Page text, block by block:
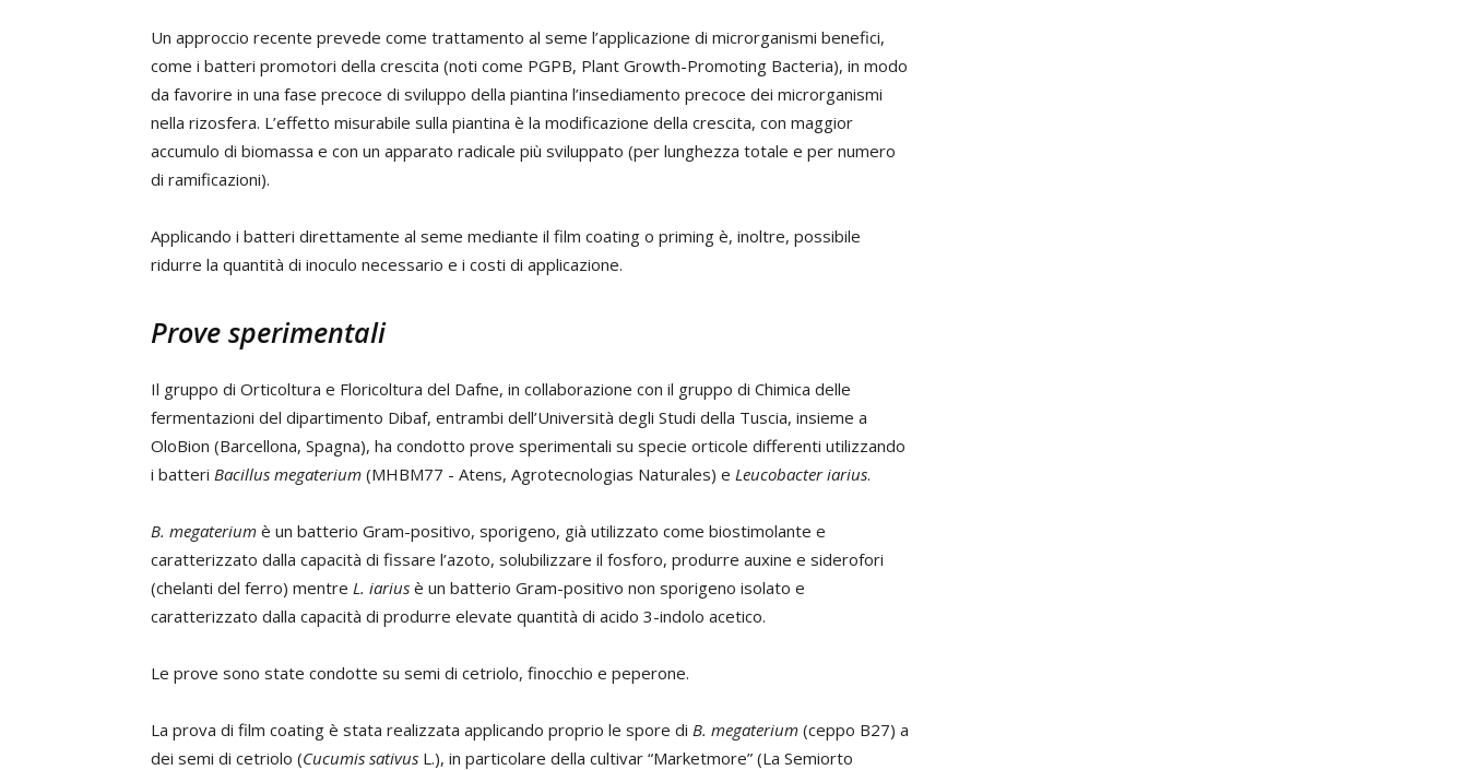
Un approccio recente prevede come trattamento al seme l’applicazione di microrganismi benefici,
come i batteri promotori della crescita (noti come PGPB, Plant Growth-Promoting Bacteria), in modo
da favorire in una fase precoce di sviluppo della piantina l’insediamento precoce dei microrganismi
nella rizosfera. L’effetto misurabile sulla piantina è la modificazione della crescita, con maggior
accumulo di biomassa e con un apparato radicale più sviluppato (per lunghezza totale e per numero
di ramificazioni).
Applicando i batteri direttamente al seme mediante il film coating o priming è, inoltre, possibile
ridurre la quantità di inoculo necessario e i costi di applicazione.
Prove sperimentali
Il gruppo di Orticoltura e Floricoltura del Dafne, in collaborazione con il gruppo di Chimica delle
fermentazioni del dipartimento Dibaf, entrambi dell’Università degli Studi della Tuscia, insieme a
OloBion (Barcellona, Spagna), ha condotto prove sperimentali su specie orticole differenti utilizzando
i batteri Bacillus megaterium (MHBM77 - Atens, Agrotecnologias Naturales) e Leucobacter iarius.
B. megaterium è un batterio Gram-positivo, sporigeno, già utilizzato come biostimolante e
caratterizzato dalla capacità di fissare l’azoto, solubilizzare il fosforo, produrre auxine e siderofori
(chelanti del ferro) mentre L. iarius è un batterio Gram-positivo non sporigeno isolato e
caratterizzato dalla capacità di produrre elevate quantità di acido 3-indolo acetico.
Le prove sono state condotte su semi di cetriolo, finocchio e peperone.
La prova di film coating è stata realizzata applicando proprio le spore di B. megaterium (ceppo B27) a
dei semi di cetriolo (Cucumis sativus L.), in particolare della cultivar “Marketmore” (La Semiorto